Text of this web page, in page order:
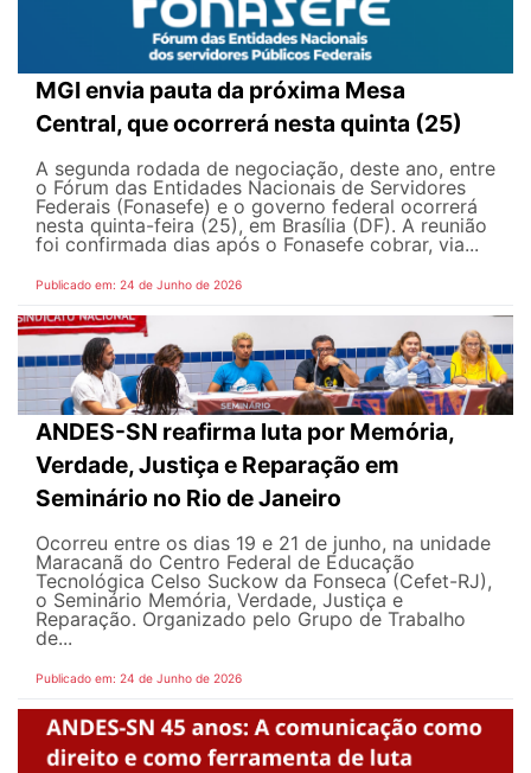
MGI envia pauta da próxima Mesa
Central, que ocorrerá nesta quinta (25)
A segunda rodada de negociação, deste ano, entre
o Fórum das Entidades Nacionais de Servidores
Federais (Fonasefe) e o governo federal ocorrerá
nesta quinta-feira (25), em Brasília (DF). A reunião
foi confirmada dias após o Fonasefe cobrar, via...
Publicado em: 24 de Junho de 2026
ANDES-SN reafirma luta por Memória,
Verdade, Justiça e Reparação em
Seminário no Rio de Janeiro
Ocorreu entre os dias 19 e 21 de junho, na unidade
Maracanã do Centro Federal de Educação
Tecnológica Celso Suckow da Fonseca (Cefet-RJ),
o Seminário Memória, Verdade, Justiça e
Reparação. Organizado pelo Grupo de Trabalho
de...
Publicado em: 24 de Junho de 2026